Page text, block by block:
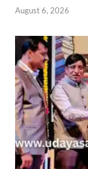
August 6, 2026